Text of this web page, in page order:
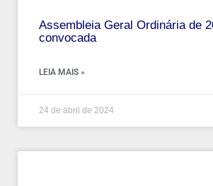
Assembleia Geral Ordinária de
convocada
LEIA MAIS »
24 de abril de 2024